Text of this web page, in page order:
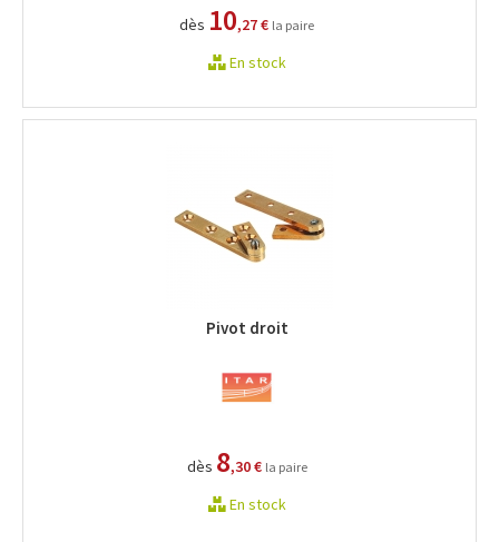
dès 10,27 € la paire
En stock
Pivot droit
dès 8,30 € la paire
En stock